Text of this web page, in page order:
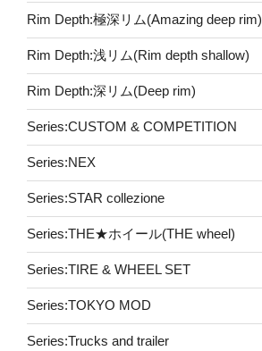
Rim Depth:極深リム(Amazing deep rim)
Rim Depth:浅リム(Rim depth shallow)
Rim Depth:深リム(Deep rim)
Series:CUSTOM & COMPETITION
Series:NEX
Series:STAR collezione
Series:THE★ホイール(THE wheel)
Series:TIRE & WHEEL SET
Series:TOKYO MOD
Series:Trucks and trailer